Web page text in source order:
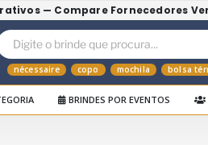
— Compare Fornecedores
nécessaire copo mochila bolsa
BRINDES POR EVENTOS